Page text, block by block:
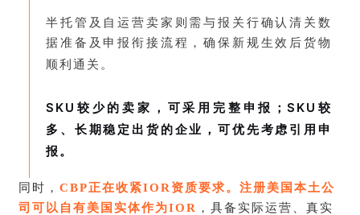
半托管及自运营卖家则需与报关行确认清关数
据准备及申报衔接流程，确保新规生效后货物
顺利通关 。
SKU较少的卖家，可采用完整申报；SKU较
多、长期稳定出货的企业，可优先考虑引用申
报。
同时， CBP正在收紧IOR资质要求。注册美国本土公
司可以自有美国实体作为IOR ，具备实际运营、真实